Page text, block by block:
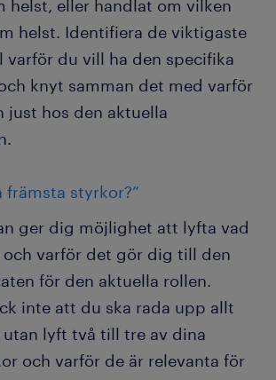
helst, eller handlat om vilken
helst. Identifiera de viktigaste
varför du vill ha den specifika
knyt samman det med varför
just hos den aktuella
främsta styrkor?”
ger dig möjlighet att lyfta vad
och varför det gör dig till den
för den aktuella rollen.
inte att du ska rada upp allt
utan lyft två till tre av dina
och varför de är relevanta för